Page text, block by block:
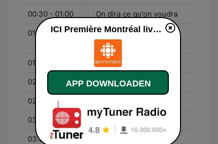
00:30 - 01:00 On dira ce qu'on voudra
01:00 - 02:58
Plus on est de fous, plus
on lit !
01:00 - 02:00 Aznavour... sur ma vie
02:00 - 03:00 Tricotées serrées
02:58 - 03:00
03:00 - 04:00 Les grands entretiens
03:00 - 05:00
ICI Première Montréal live luisteren
APP DOWNLOADEN